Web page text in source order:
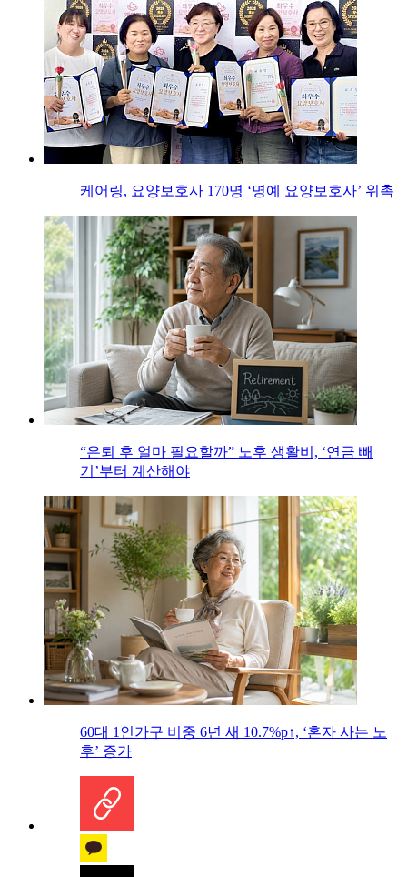
케어링, 요양보호사 170명 ‘명예 요양보호사’ 위촉
“은퇴 후 얼마 필요할까” 노후 생활비, ‘연금 빼
기’부터 계산해야
60대 1인가구 비중 6년 새 10.7%p↑, ‘혼자 사는 노
후’ 증가